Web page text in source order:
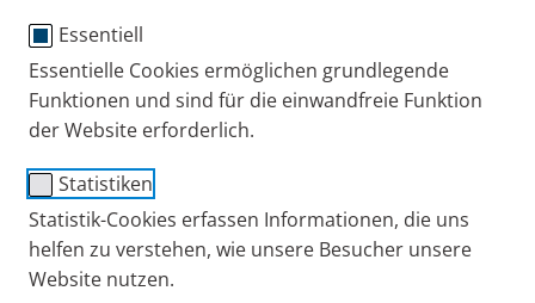
Essentiell
Essentielle Cookies ermöglichen grundlegende
Funktionen und sind für die einwandfreie Funktion
der Website erforderlich.
Statistiken
Statistik-Cookies erfassen Informationen, die uns
helfen zu verstehen, wie unsere Besucher unsere
Website nutzen.
NasoDirect®Nasenspray
Nasenspray ohne
Gewöhnungseffekt*
NasoDirect® bietet effektive Linderung von
Rhinitissymptomen.